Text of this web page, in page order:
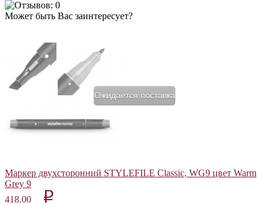
Может быть Вас заинтересует?
Ожидается поставка
Маркер двухсторонний STYLEFILE Classic, WG9 цвет Warm
Grey 9
418.00
p